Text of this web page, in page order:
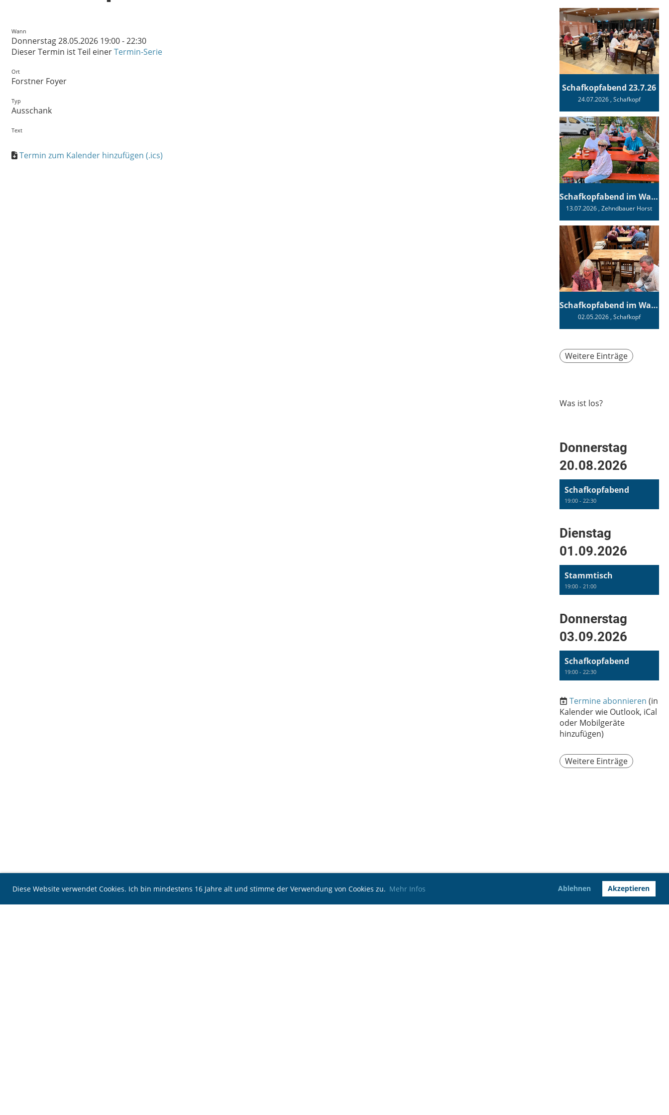
Diese Website verwendet Cookies. Ich bin mindestens 16 Jahre alt und stimme der Verwendung von Cookies zu. Mehr Infos Ablehnen Akzeptieren
Wann
Donnerstag 28.05.2026 19:00 - 22:30
Dieser Termin ist Teil einerTermin-Serie
Ort
Forstner Foyer
Typ
Ausschank
Text
Termin zum Kalender hinzufügen (.ics)
Schafkopfabend 23.7.26
24.07.2026, Schafkopf
Schafkopfabend im Wagnerhaus
13.07.2026 , Zehndbauer Horst
Schafkopfabend im Wagnerhaus
02.05.2026, Schafkopf
Weitere Einträge
Was ist los?
Donnerstag
20.08.2026
Schafkopfabend
19:00 - 22:30
Dienstag
01.09.2026
Stammtisch
19:00 - 21:00
Donnerstag
03.09.2026
Schafkopfabend
19:00 - 22:30
Termine abonnieren (in
Kalender wie Outlook, iCal
oder Mobilgeräte
hinzufügen)
Weitere Einträge